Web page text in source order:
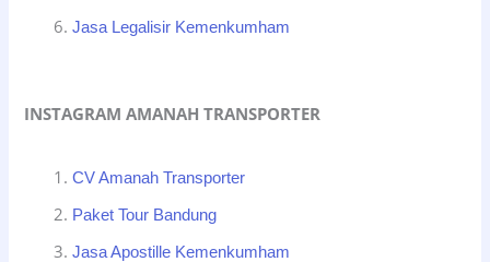
Jasa Legalisir Kemenkumham
INSTAGRAM AMANAH TRANSPORTER
CV Amanah Transporter
Paket Tour Bandung
Jasa Apostille Kemenkumham